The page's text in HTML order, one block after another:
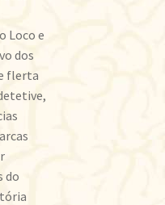
Loco e
dos
flerta
do